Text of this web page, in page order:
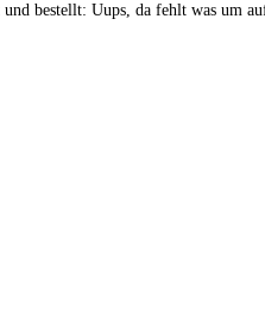
und bestellt: Uups, da fehlt was um